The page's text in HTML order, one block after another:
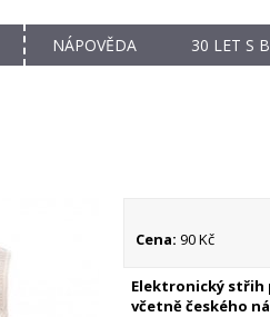
NÁPOVĚDA 30 LET S
Cena: 90 Kč
Elektronický střih
včetně českého